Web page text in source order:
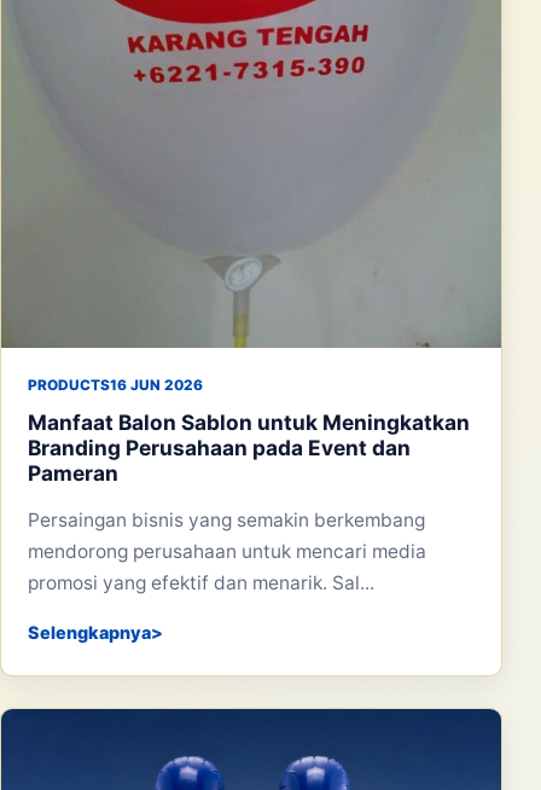
PRODUCTS16 JUN 2026
Manfaat Balon Sablon untuk Meningkatkan
Branding Perusahaan pada Event dan
Pameran
Persaingan bisnis yang semakin berkembang
mendorong perusahaan untuk mencari media
promosi yang efektif dan menarik. Sal...
Selengkapnya